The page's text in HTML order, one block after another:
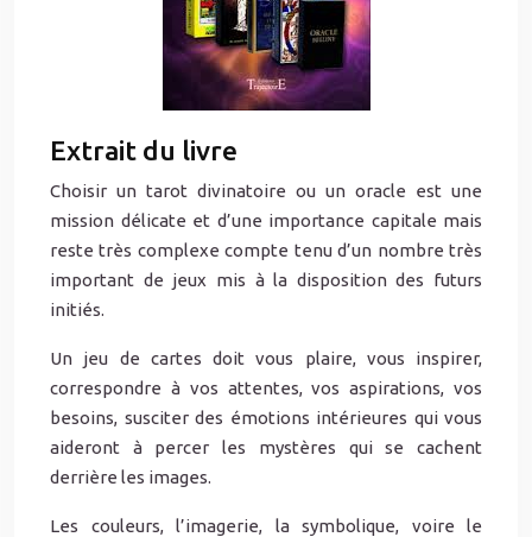
Extrait du livre
Choisir un tarot divinatoire ou un oracle est une
mission délicate et d’une importance capitale mais
reste très complexe compte tenu d’un nombre très
important de jeux mis à la disposition des futurs
initiés.
Un jeu de cartes doit vous plaire, vous inspirer,
correspondre à vos attentes, vos aspirations, vos
besoins, susciter des émotions intérieures qui vous
aideront à percer les mystères qui se cachent
derrière les images.
Les couleurs, l’imagerie, la symbolique, voire le